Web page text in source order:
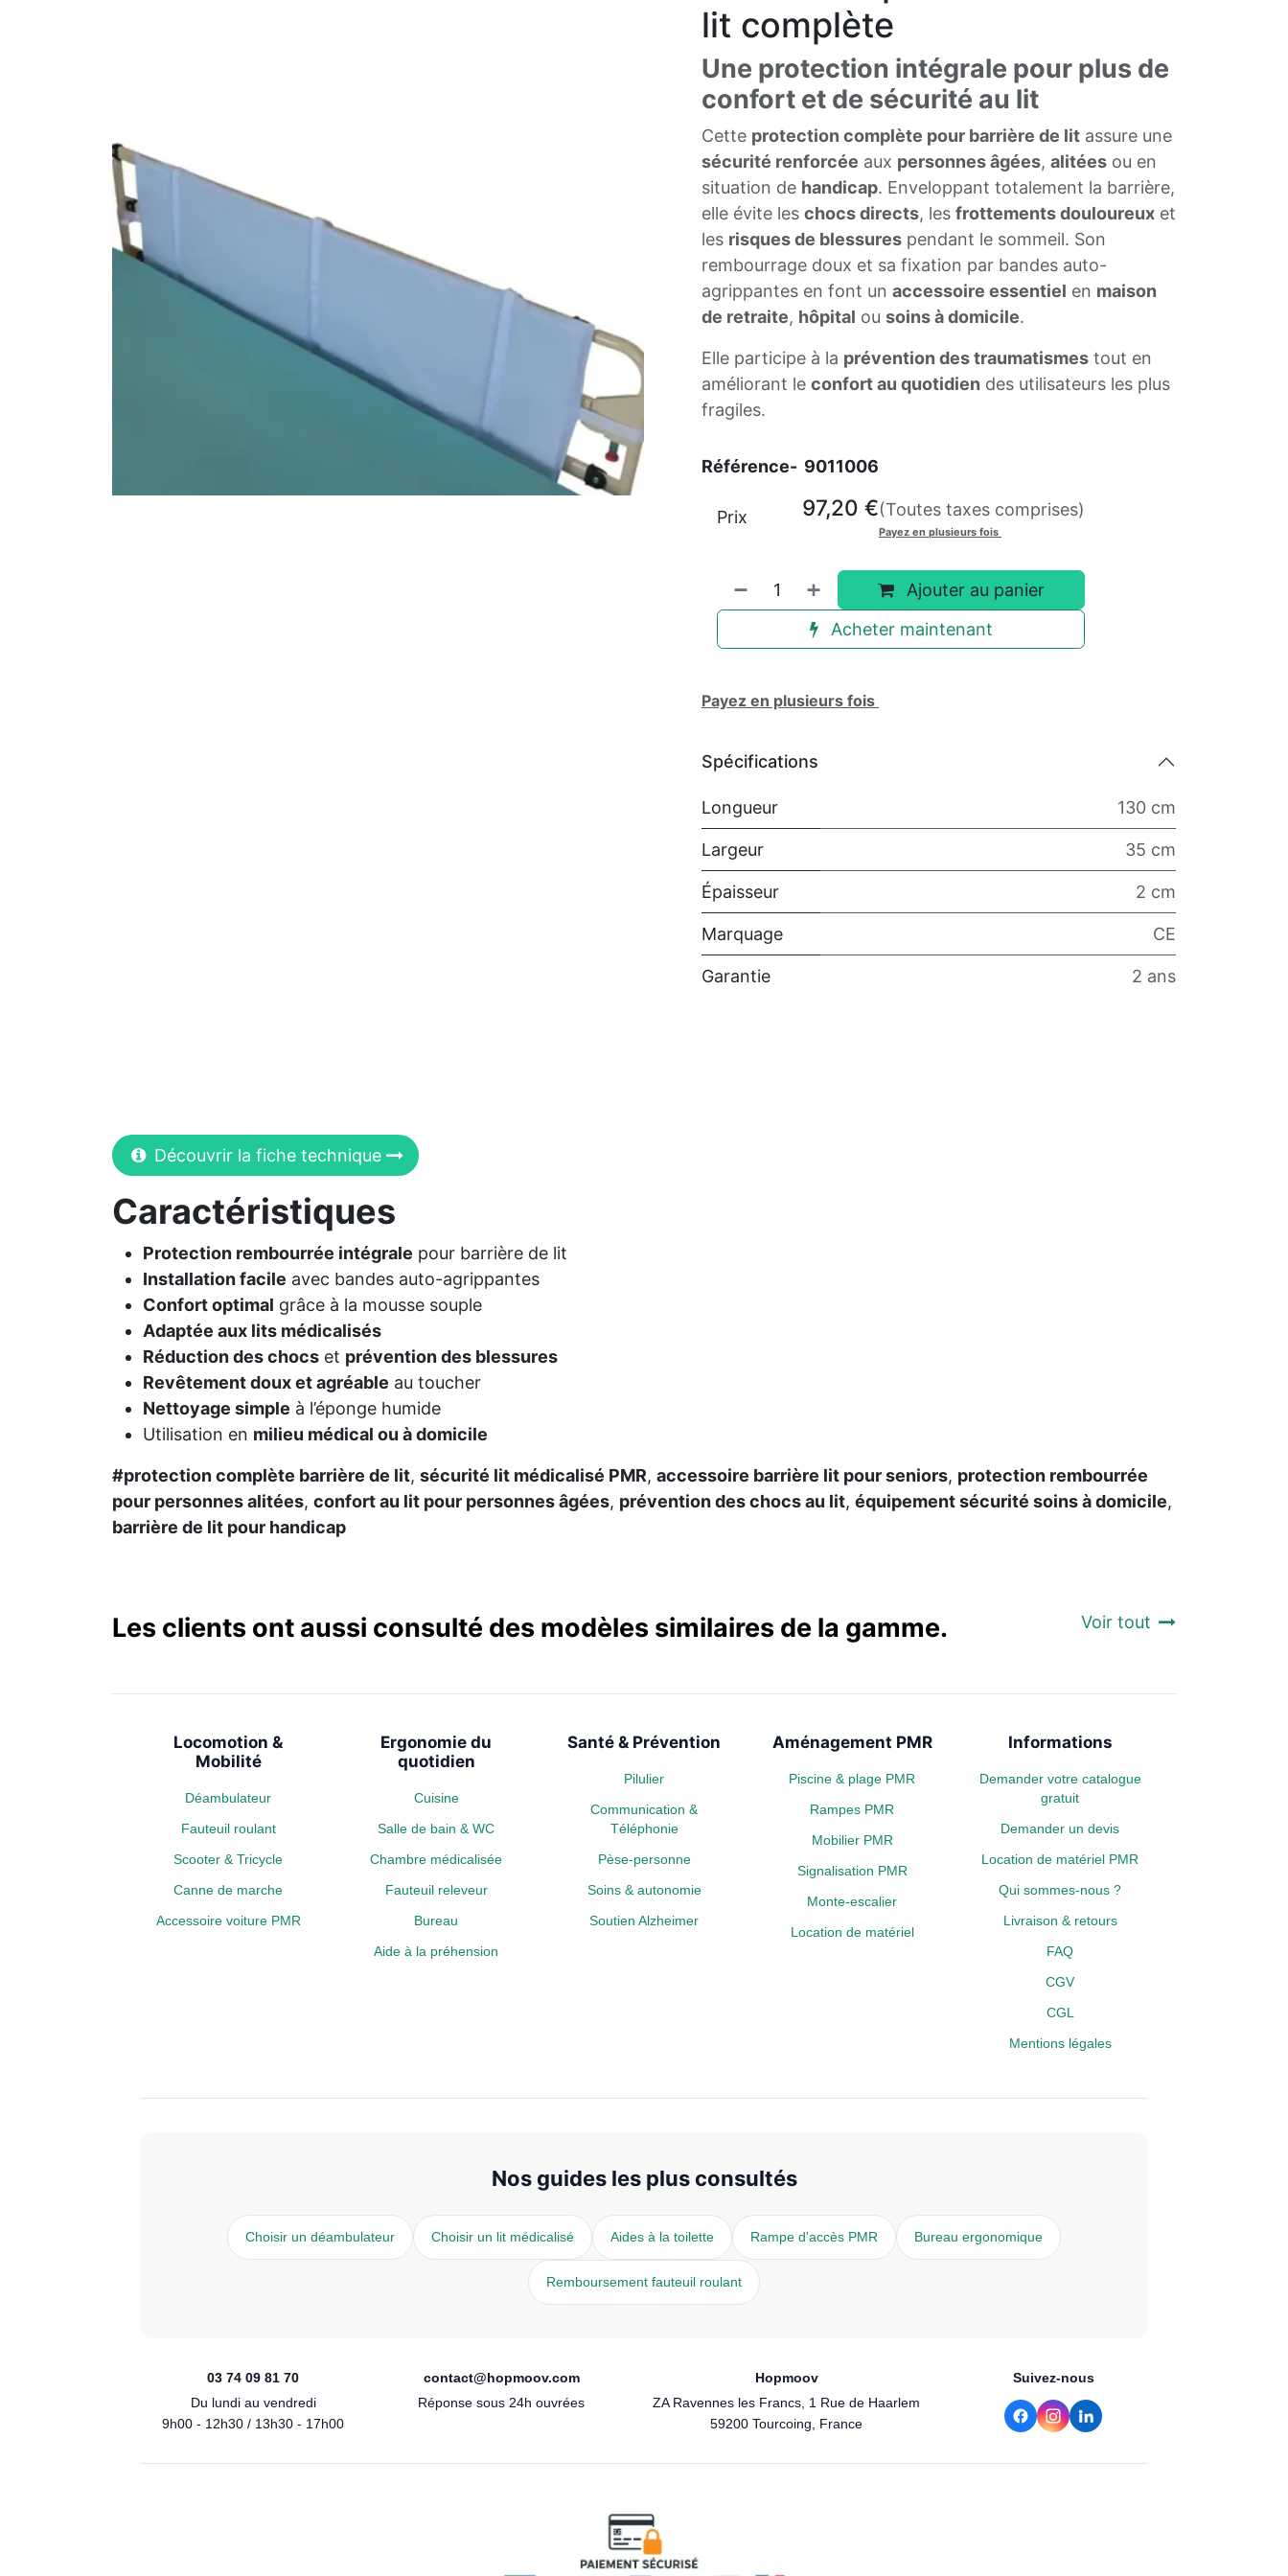
lit complète
Une protection intégrale pour plus de
confort et de sécurité au lit
Cette protection complète pour barrière de lit assure une
sécurité renforcée aux personnes âgées, alitées ou en
situation de handicap. Enveloppant totalement la barrière,
elle évite les chocs directs, les frottements douloureux et
les risques de blessures pendant le sommeil. Son
rembourrage doux et sa fixation par bandes auto-
agrippantes en font un accessoire essentiel en maison
de retraite, hôpital ou soins à domicile.
Elle participe à la prévention des traumatismes tout en
améliorant le confort au quotidien des utilisateurs les plus
fragiles.
Référence- 9011006
Ajouter au panier
Acheter maintenant
Prix 97,20 €(Toutes taxes comprises)
Payez en plusieurs fois
Payez en plusieurs fois
Spécifications
Longueur 130 cm
Largeur 35 cm
Épaisseur 2 cm
Marquage CE
Garantie 2 ans
Découvrir la fiche technique
Caractéristiques
Protection rembourrée intégrale pour barrière de lit
Installation facile avec bandes auto-agrippantes
Confort optimal grâce à la mousse souple
Adaptée aux lits médicalisés
Réduction des chocs et prévention des blessures
Revêtement doux et agréable au toucher
Nettoyage simple à l’éponge humide
Utilisation en milieu médical ou à domicile
#protection complète barrière de lit, sécurité lit médicalisé PMR, accessoire barrière lit pour seniors, protection rembourrée
pour personnes alitées, confort au lit pour personnes âgées, prévention des chocs au lit, équipement sécurité soins à domicile,
barrière de lit pour handicap
Les clients ont aussi consulté des modèles similaires de la gamme. Voir tout
Locomotion &
Mobilité
Déambulateur
Fauteuil roulant
Scooter & Tricycle
Canne de marche
Accessoire voiture PMR
Ergonomie du
quotidien
Cuisine
Salle de bain & WC
Chambre médicalisée
Fauteuil releveur
Bureau
Aide à la préhension
Santé & Prévention
Pilulier
Communication &
Téléphonie
Pèse-personne
Soins & autonomie
Soutien Alzheimer
Aménagement PMR
Piscine & plage PMR
Rampes PMR
Mobilier PMR
Signalisation PMR
Monte-escalier
Location de matériel
Informations
Demander votre catalogue
gratuit
Demander un devis
Location de matériel PMR
Qui sommes-nous ?
Livraison & retours
FAQ
CGV
CGL
Mentions légales
Nos guides les plus consultés
Choisir un déambulateur Choisir un lit médicalisé Aides à la toilette Rampe d'accès PMR Bureau ergonomique
Remboursement fauteuil roulant
03 74 09 81 70
Du lundi au vendredi
9h00 - 12h30 / 13h30 - 17h00
contact@hopmoov.com
Réponse sous 24h ouvrées
Hopmoov
ZA Ravennes les Francs, 1 Rue de Haarlem
59200 Tourcoing, France
Suivez-nous